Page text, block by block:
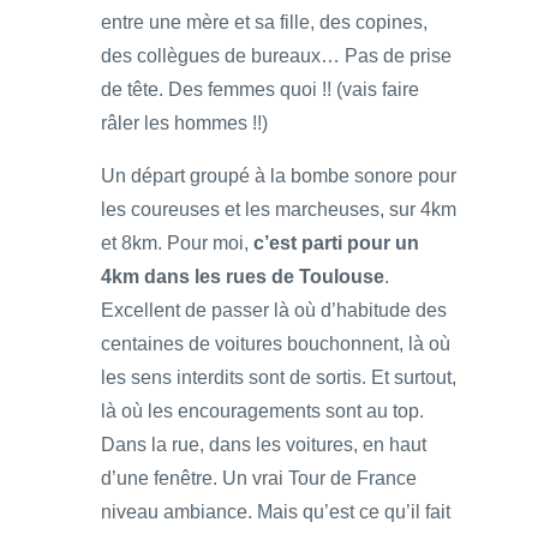
entre une mère et sa fille, des copines,
des collègues de bureaux… Pas de prise
de tête. Des femmes quoi !! (vais faire
râler les hommes !!)
Un départ groupé à la bombe sonore pour
les coureuses et les marcheuses, sur 4km
et 8km. Pour moi, c’est parti pour un
4km dans les rues de Toulouse.
Excellent de passer là où d’habitude des
centaines de voitures bouchonnent, là où
les sens interdits sont de sortis. Et surtout,
là où les encouragements sont au top.
Dans la rue, dans les voitures, en haut
d’une fenêtre. Un vrai Tour de France
niveau ambiance. Mais qu’est ce qu’il fait